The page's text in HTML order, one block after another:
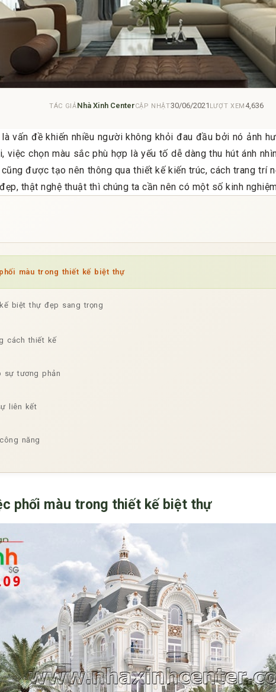
TÁC GIẢNhà Xinh CenterCẬP NHẬT30/06/2021 LƯỢT XEM 4,636
vấn đề khiến nhiều người không khỏi đau đầu bởi nó ảnh
việc chọn màu sắc phù hợp là yếu tố dễ dàng thu hút ánh
được tạo nên thông qua thiết kế kiến trúc, cách trang trí
thật nghệ thuật thì chúng ta cần nên có một số kinh
màu trong thiết kế biệt thự
biệt thự đẹp sang trọng
cách thiết kế
sự tương phản
liên kết
năng
phối màu trong thiết kế biệt thự